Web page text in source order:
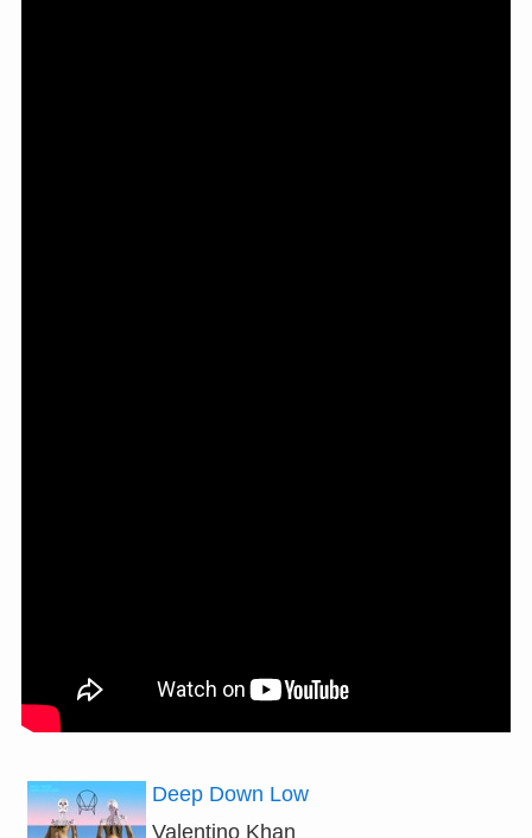
Deep Down Low
Valentino Khan